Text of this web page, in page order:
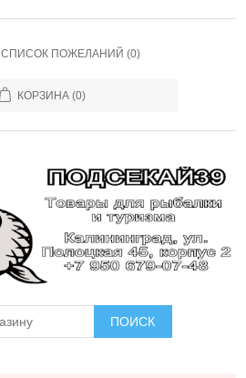
СПИСОК ПОЖЕЛАНИЙ (0)
КОРЗИНА (0)
ПОИСК